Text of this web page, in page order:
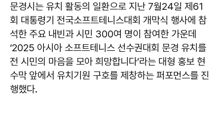
문경시는 유치 활동의 일환으로 지난 7월24일 제61
회 대통령기 전국소프트테니스대회 개막식 행사에 참
석한 주요 내빈과 시민 300여 명이 참여한 가운데
‘2025 아시아 소프트테니스 선수권대회 문경 유치를
전 시민의 마음을 모아 희망합니다’라는 대형 홍보 현
수막 앞에서 유치기원 구호를 제창하는 퍼포먼스를 진
행했다.